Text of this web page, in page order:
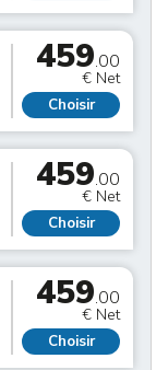
459.00
€ Net
Choisir
459.00
€ Net
Choisir
459.00
€ Net
Choisir